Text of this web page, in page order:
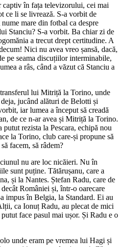
în fața televizorului, cei mai
ce li se livrează. S-a vorbit de
mare din fotbal ca despre
Stanciu? S-a vorbit. Ba chiar zi de
a trecut drept certitudine. A
Nici nu avea vreo șansă, dacă,
pe seama discuțiilor interminabile,
a râs, când a văzut că Stanciu a
lui Mitriță la Torino, unde
jucând alături de Belotti și
iar lumea a început să creadă
de ce n-ar avea și Mitriță la Torino.
rezista la Pescara, echipă nou
la Torino, club care-și propune să
facem, să râdem?
nu are loc nicăieri. Nu în
sunt puține. Tătărușanu, care a
și la Nantes. Ștefan Radu, care de
României și, într-o oarecare
impus în Belgia, la Standard. Ei au
ca Ionuț Radu, au plecat de mici
face pasul mai ușor. Și Radu e o
unde eram pe vremea lui Hagi și